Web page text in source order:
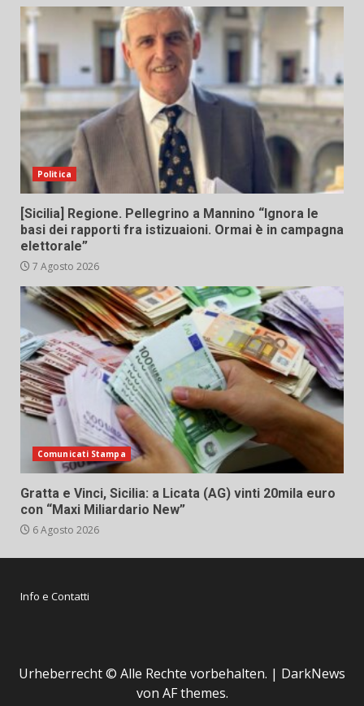
Politica
[Sicilia] Regione. Pellegrino a Mannino “Ignora le
basi dei rapporti fra istizuaioni. Ormai è in campagna
elettorale”
7 Agosto 2026
Comunicati Stampa
Gratta e Vinci, Sicilia: a Licata (AG) vinti 20mila euro
con “Maxi Miliardario New”
6 Agosto 2026
Info e Contatti
Urheberrecht © Alle Rechte vorbehalten. | DarkNews
von AF themes.